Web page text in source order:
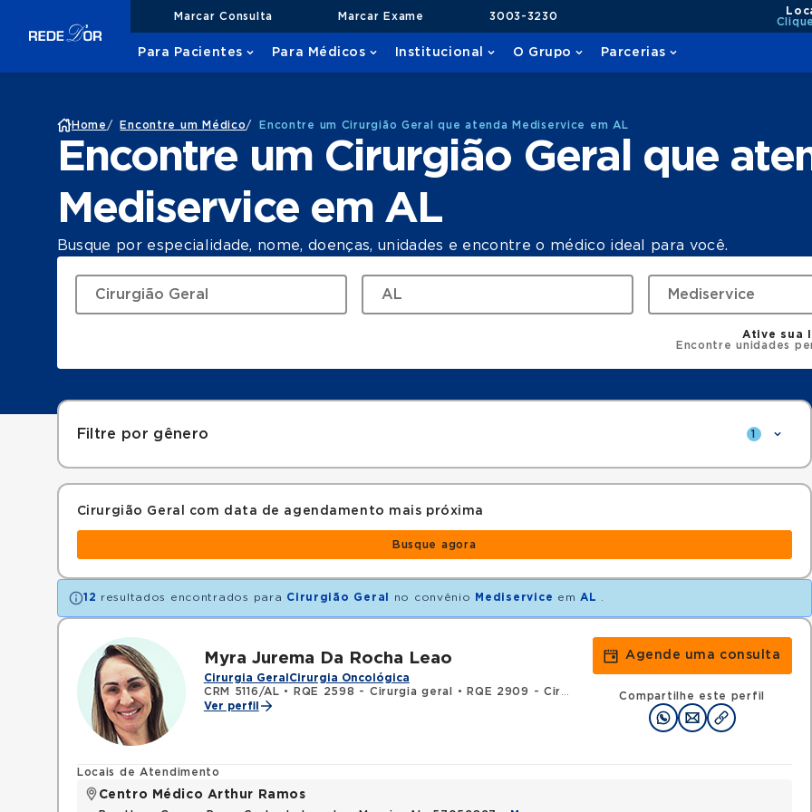
Marcar Consulta Marcar Exame 3003-3230
Para Pacientes Para Médicos Institucional O Grupo Parcerias
Home / Encontre um Médico/ Encontre um Cirurgião Geral que atenda Mediservice em AL
Encontre um Cirurgião Geral que
Mediservice em AL
Busque por especialidade, nome, doenças, unidades e encontre o médico ideal para você.
Ative sua
Encontre unidades
Filtre por gênero 1
Cirurgião Geral com data de agendamento mais próxima
Busque agora
12 resultados encontrados para Cirurgião Geral no convênio Mediservice em AL
Myra Jurema Da Rocha Leao
Cirurgia Geral Cirurgia Oncológica
CRM 5116/AL • RQE 2598 - Cirurgia geral • RQE 2909 - Cirurgia do aparelho digestivo • RQE 4069
Ver perfil
Agende uma consulta
Compartilhe este perfil
Locais de Atendimento
Centro Médico Arthur Ramos